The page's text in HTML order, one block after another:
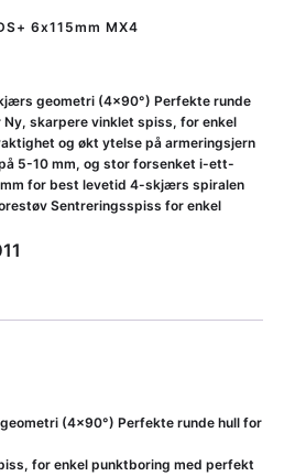
6x115mm MX4
geometri (4×90°) Perfekte runde
skarpere vinklet spiss, for enkel
og økt ytelse på armeringsjern
5-10 mm, og stor forsenket i-ett-
for best levetid 4-skjærs spiralen
Sentreringsspiss for enkel
(4×90°) Perfekte runde hull for
for enkel punktboring med perfekt